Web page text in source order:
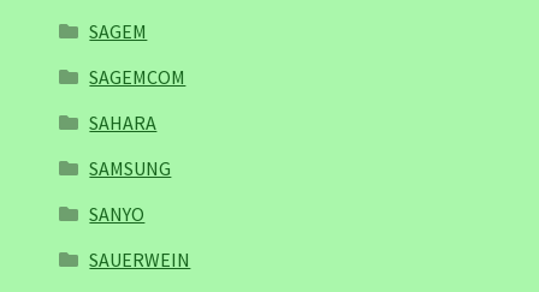
SAGEM
SAGEMCOM
SAHARA
SAMSUNG
SANYO
SAUERWEIN